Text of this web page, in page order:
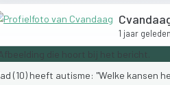
1 jaar geleden
(10) heeft autisme: "Welke kansen